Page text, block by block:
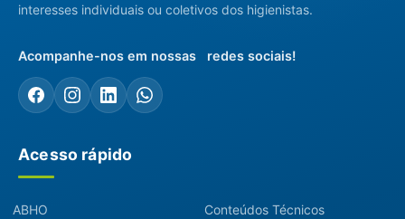
interesses individuais ou coletivos dos higienistas.
Acompanhe-nos em nossas redes sociais!
Acesso rápido
ABHO Conteúdos Técnicos